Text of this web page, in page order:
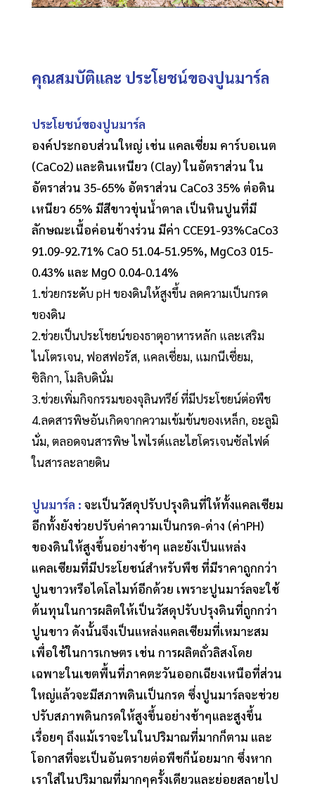
คุณสมบัติและ ประโยชน์ของปูนมาร์ล
ประโยชน์ของปูนมาร์ล
องค์ประกอบส่วนใหญ่ เช่น แคลเซี่ยม คาร์บอเนต
(CaCo2) และดินเหนียว (Clay) ในอัตราส่วน ใน
อัตราส่วน 35-65% อัตราส่วน CaCo3 35% ต่อดิน
เหนียว 65% มีสีขาวขุ่นน้ำตาล เป็นหินปูนที่มี
ลักษณะเนื้อค่อนข้างร่วน มีค่า CCE91-93%CaCo3
91.09-92.71% CaO 51.04-51.95%, MgCo3 015-
0.43% และ MgO 0.04-0.14%
1.ช่วยกระดับ pH ของดินให้สูงขึ้น ลดความเป็นกรด
ของดิน
2.ช่วยเป็นประโชยน์ของธาตุอาหารหลัก และเสริม
ไนโตรเจน, ฟอสฟอรัส, แคลเซี่ยม, แมกนีเซี่ยม,
ซิลิกา, โมลิบดินั่ม
3.ช่วยเพิ่มกิจกรรมของจุลินทรีย์ ที่มีประโชยน์ต่อพืช
4.ลดสารพิษอันเกิดจากความเข้มข้นของเหล็ก, อะลูมิ
นั่ม, ตลอดจนสารพิษ ไพไรต์และไฮโดรเจนซัลไฟด์
ในสารละลายดิน
ปูนมาร์ล : จะเป็นวัสดุปรับปรุงดินที่ให้ทั้งแคลเซียม
อีกทั้งยังช่วยปรับค่าความเป็นกรด-ด่าง (ค่าPH)
ของดินให้สูงขึ้นอย่างช้าๆ และยังเป็นแหล่ง
แคลเซียมที่มีประโยชน์สำหรับพืช ที่มีราคาถูกกว่า
ปูนขาวหรือไดโลไมท์อีกด้วย เพราะปูนมาร์ลจะใช้
ต้นทุนในการผลิตให้เป็นวัสดุปรับปรุงดินที่ถูกกว่า
ปูนขาว ดังนั้นจึงเป็นแหล่งแคลเซียมที่เหมาะสม
เพื่อใช้ในการเกษตร เช่น การผลิตถั่วลิสงโดย
เฉพาะในเขตพื้นที่ภาคตะวันออกเฉียงเหนือที่ส่วน
ใหญ่แล้วจะมีสภาพดินเป็นกรด ซึ่งปูนมาร์ลจะช่วย
ปรับสภาพดินกรดให้สูงขึ้นอย่างช้าๆและสูงขึ้น
เรื่อยๆ ถึงแม้เราจะในในปริมาณที่มากก็ตาม และ
โอกาสที่จะเป็นอันตรายต่อพืชก็น้อยมาก ซึ่งหาก
เราใส่ในปริมาณที่มากๆครั้งเดียวและย่อยสลายไป